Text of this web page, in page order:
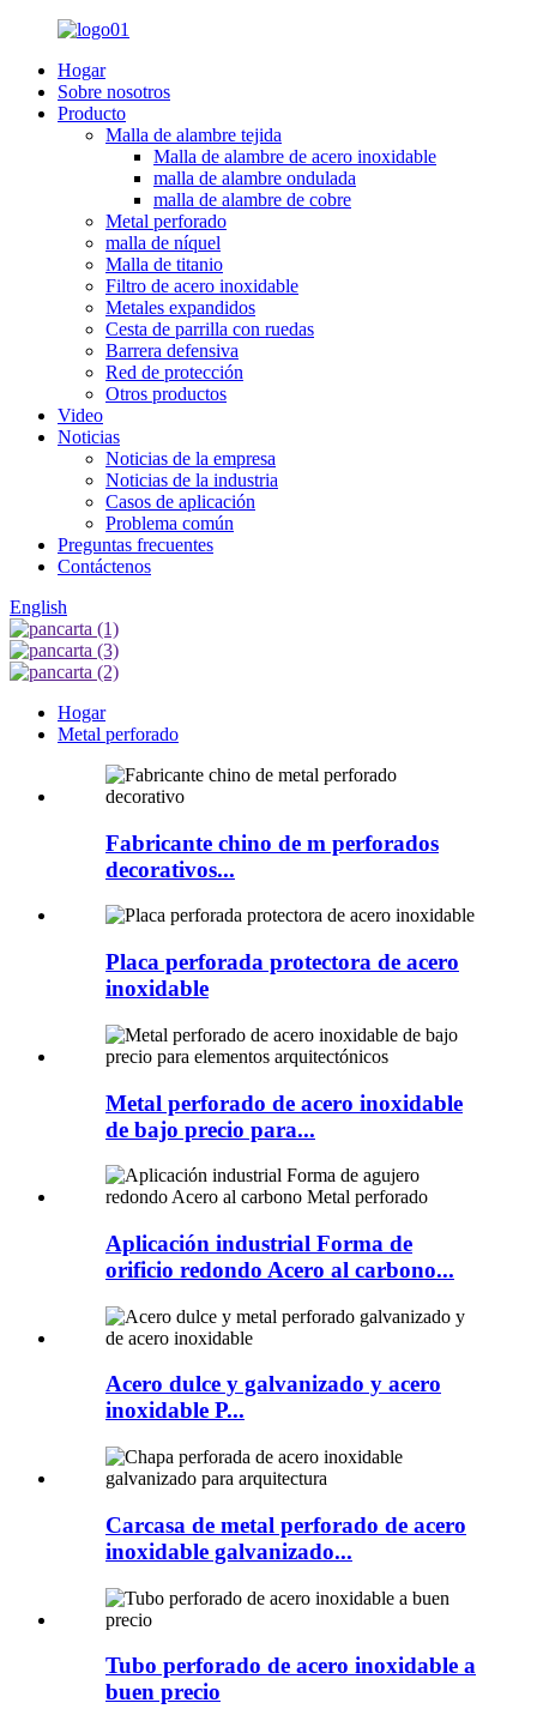
Hogar
Sobre nosotros
Producto
Malla de alambre tejida
Malla de alambre de acero inoxidable
malla de alambre ondulada
malla de alambre de cobre
Metal perforado
malla de níquel
Malla de titanio
Filtro de acero inoxidable
Metales expandidos
Cesta de parrilla con ruedas
Barrera defensiva
Red de protección
Otros productos
Video
Noticias
Noticias de la empresa
Noticias de la industria
Casos de aplicación
Problema común
Preguntas frecuentes
Contáctenos
English
Hogar
Metal perforado
Fabricante chino de m perforados
decorativos...
Placa perforada protectora de acero
inoxidable
Metal perforado de acero inoxidable
de bajo precio para...
Aplicación industrial Forma de
orificio redondo Acero al carbono...
Acero dulce y galvanizado y acero
inoxidable P...
Carcasa de metal perforado de acero
inoxidable galvanizado...
Tubo perforado de acero inoxidable a
buen precio